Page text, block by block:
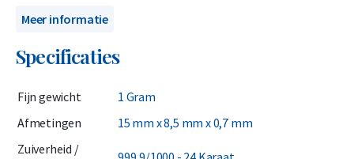
C. Hafner produceert wereldwijd erkende LBMA-goudbaren
een beschermende verpakking die tegelijkertijd dient als
edelmetaalproducent met een LBMA-accreditatie (London
Bullion Market Association) en staat genoteerd op de 'Good
Meer informatie
Specificaties
Fijn gewicht
1 Gram
Afmetingen
15 mm x 8,5 mm x 0,7 mm
Zuiverheid /